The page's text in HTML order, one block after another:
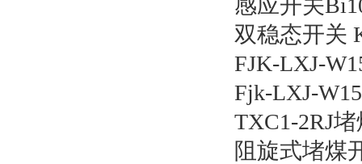
感应开关
双稳态开
FJK-LXJ-
Fjk-LXJ-
TXC1-2RJ
阻旋式堵煤